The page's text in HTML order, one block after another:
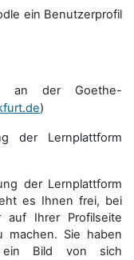
ein Benutzerprofil
an der Goethe-
)
der Lernplattform
der Lernplattform
es Ihnen frei, bei
auf Ihrer Profilseite
machen. Sie haben
ein Bild von sich